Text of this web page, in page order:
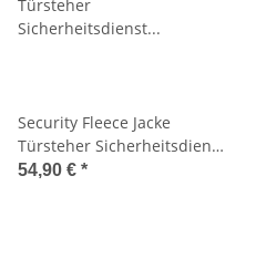
Security Fleece Jacke
Türsteher Sicherheitsdienst
Wachdienst Wachschutz
54,90 € *